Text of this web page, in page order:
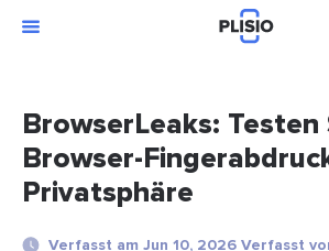
BrowserLeaks: Testen
Browser-
Privatsphäre
Verfasst am Jun 10, 2026 Verfasst